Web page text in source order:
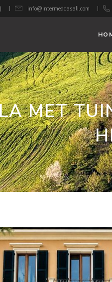
info@intermedcasali.com
MET